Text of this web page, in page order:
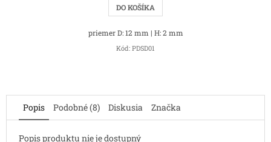
DO KOŠÍKA
priemer D: 12 mm | H: 2 mm
Kód: PDSD01
Popis Podobné (8) Diskusia Značka
Popis produktu nie je dostupný